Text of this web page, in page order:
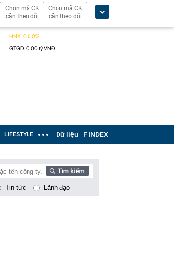
Chọn mã CK
cần theo dõi
Chọn mã CK
cần theo dõi
LIFESTYLE Dữ liệu F INDEX
Tin tức Lãnh đạo